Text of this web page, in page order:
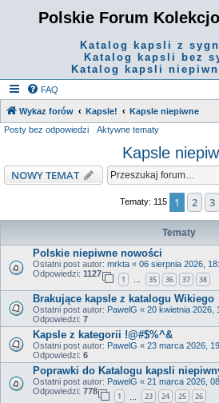
Polskie Forum
Katalog kapsli z
Katalog kapsli bez
Katalog kapsli
FAQ
Wykaz forów Kapsle! Kapsle niepiwne
Posty bez odpowiedzi Aktywne tematy
Kapsle
NOWY TEMAT
Tematy: 115 1 2 3
Tematy
Polskie niepiwne nowości
Ostatni post autor: mrkta « 06 sierpnia 2026,
Odpowiedzi: 1127
1 … 35 36 37 38
Brakujące kapsle z katalogu Wikiego
Ostatni post autor: PawelG « 20 kwietnia 2026,
Odpowiedzi: 7
Kapsle z kategorii !@#$%^&
Ostatni post autor: PawelG « 23 marca 2026,
Odpowiedzi: 6
Poprawki do Katalogu kapsli
Ostatni post autor: PawelG « 21 marca 2026,
Odpowiedzi: 778
1 23 24 25 26